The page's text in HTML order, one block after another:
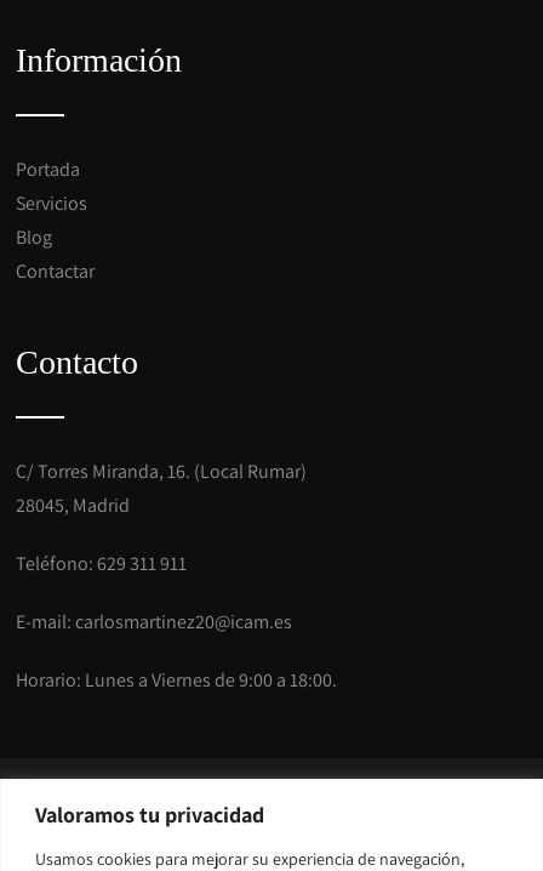
Valoramos tu privacidad
Usamos cookies para mejorar su experiencia de navegación,
Información
Portada
Servicios
Blog
Contactar
Contacto
C/ Torres Miranda, 16. (Local Rumar)
28045, Madrid
Teléfono: 629 311 911
E-mail:carlosmartinez20@icam.es
Horario: Lunes a Viernes de 9:00 a 18:00.